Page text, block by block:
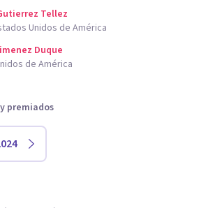
Tellez
Unidos de América
Duque
de América
premiados